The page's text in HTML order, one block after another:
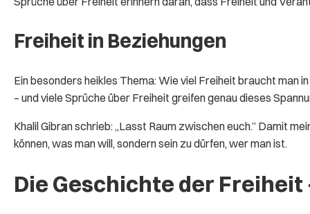
Freiheit in Beziehungen
Ein besonders heikles Thema: Wie viel Freiheit braucht man
– und viele Sprüche über Freiheit greifen genau dieses
Khalil Gibran schrieb: „Lasst Raum zwischen euch.” Damit
können, was man will, sondern sein zu dürfen, wer man ist.
Die Geschichte der Freiheit